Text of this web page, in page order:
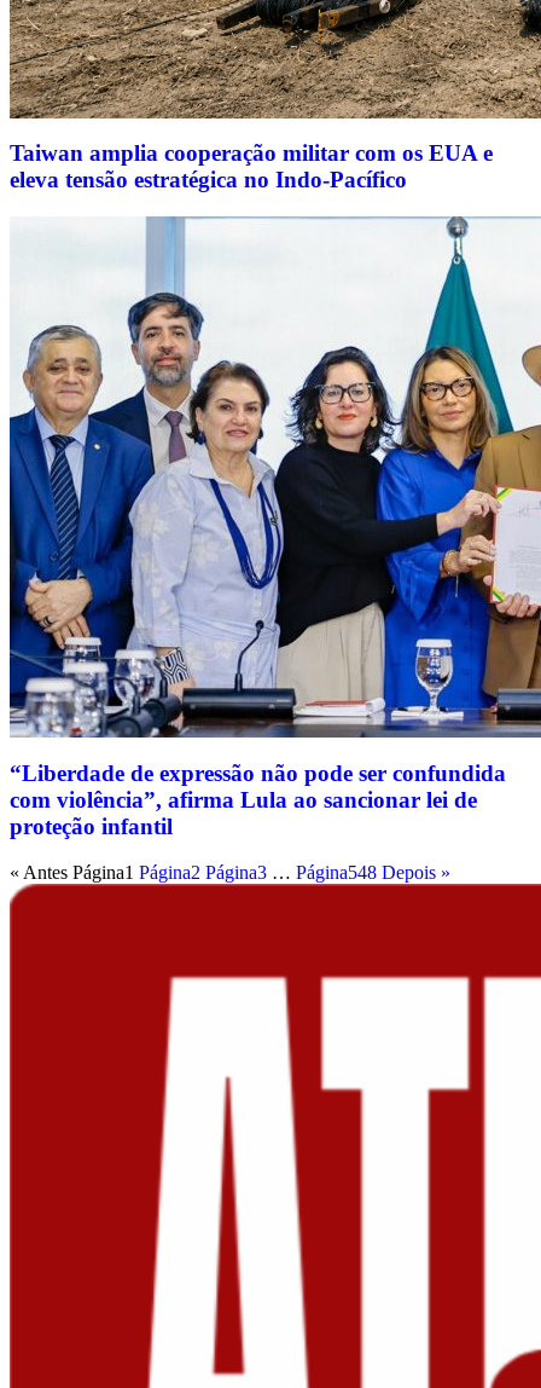
Taiwan amplia cooperação militar com os EUA e
eleva tensão estratégica no Indo-Pacífico
“Liberdade de expressão não pode ser confundida
com violência”, afirma Lula ao sancionar lei de
proteção infantil
« Antes Página1 Página2 Página3 … Página548 Depois »